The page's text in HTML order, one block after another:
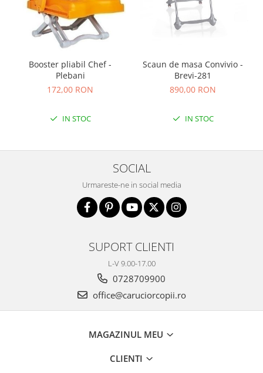
Masinute fara pedale
Role copii si adulti
Scaune de biciclete copii
Skateboard
Trotinete copii si adulti
Premergatoare, Balansoare, Centre
Covorase de joaca
Leagane / Balansoare / Sezlonguri
Jucarii pentru copii
Booster pliabil Chef -
Plebani
172,00 RON
IN STOC
Scaun de masa Convivio -
Brevi-281
890,00 RON
IN STOC
SOCIAL
Urmareste-ne in social media
SUPORT CLIENTI
L-V 9.00-17.00
0728709900
office@caruciorcopii.ro
MAGAZINUL MEU
CLIENTI